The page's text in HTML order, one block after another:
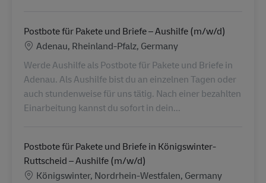
Postbote für Pakete und Briefe – Aushilfe (m/w/d)
Location
Adenau, Rheinland-Pfalz, Germany
Werde Aushilfe als Postbote für Pakete und Briefe in
Adenau. Als Aushilfe bist du an einzelnen Tagen oder
auch stundenweise für uns tätig. Nach einer bezahlten
Einarbeitung kannst du sofort in dein...
Postbote für Pakete und Briefe in Königswinter-
Ruttscheid – Aushilfe (m/w/d)
Location
Königswinter, Nordrhein-Westfalen, Germany